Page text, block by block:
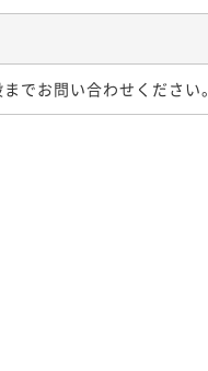
でお問い合わせください。